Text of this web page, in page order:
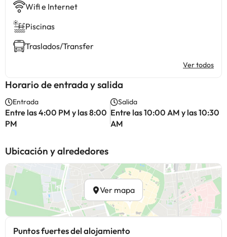
Wifi e Internet
Piscinas
Traslados/Transfer
Ver todos
Horario de entrada y salida
Entrada
Entre las 4:00 PM y las 8:00
PM
Salida
Entre las 10:00 AM y las 10:30
AM
Ubicación y alrededores
Ver mapa
Puntos fuertes del alojamiento